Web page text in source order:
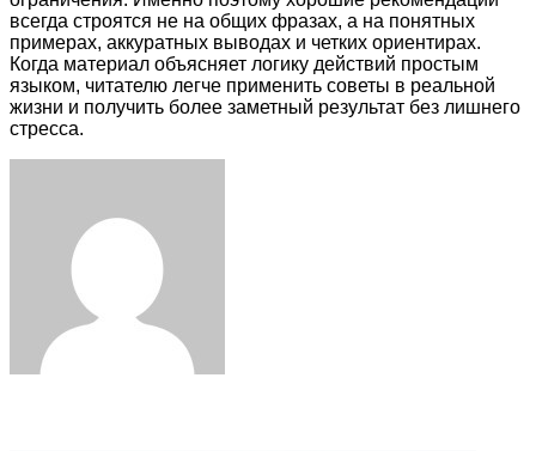
всегда строятся не на общих фразах, а на понятных
примерах, аккуратных выводах и четких ориентирах.
Когда материал объясняет логику действий простым
языком, читателю легче применить советы в реальной
жизни и получить более заметный результат без лишнего
стресса.